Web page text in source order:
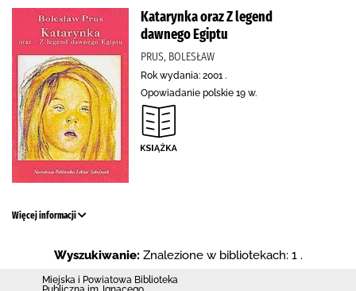
Katarynka oraz Z legend
dawnego Egiptu
PRUS, BOLESŁAW
Rok wydania: 2001 .
Opowiadanie polskie 19 w.
Więcej informacji
Wyszukiwanie: Znalezione w bibliotekach: 1 .
Miejska i Powiatowa Biblioteka